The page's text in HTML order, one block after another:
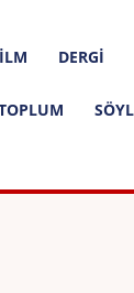
DERGI